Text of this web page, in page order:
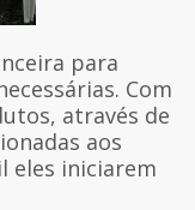
para
Com
através de
aos
eles iniciarem